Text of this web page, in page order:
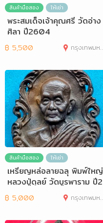
สินค้ามือสอง ให้เช่า
พระสมเด็จเจ้าคุณศรี วัดอ่าง
ศิลา ปี2604
฿ 5,500 กรุงเทพมหานคร
สินค้ามือสอง ให้เช่า
เหรียญหล่อลายฉลุ พิมพ์ใหญ่
หลวงปู่ดุลย์ วัดบูรพาราม ปี2
521
฿ 5,000 กรุงเทพมหานคร